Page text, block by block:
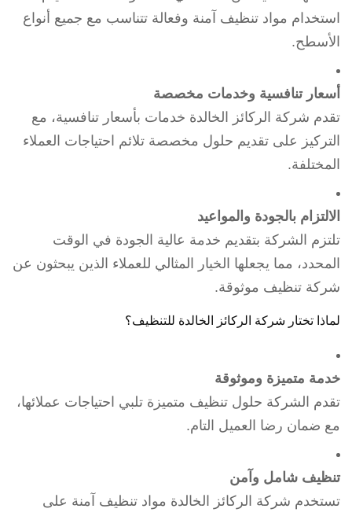
استخدام مواد تنظيف آمنة وفعالة تتناسب مع جميع أنواع
الأسطح.
أسعار تنافسية وخدمات مخصصة
تقدم شركة الركائز الخالدة خدمات بأسعار تنافسية، مع
التركيز على تقديم حلول مخصصة تلائم احتياجات العملاء
المختلفة.
الالتزام بالجودة والمواعيد
تلتزم الشركة بتقديم خدمة عالية الجودة في الوقت
المحدد، مما يجعلها الخيار المثالي للعملاء الذين يبحثون عن
شركة تنظيف موثوقة.
لماذا تختار شركة الركائز الخالدة للتنظيف؟
خدمة متميزة وموثوقة
تقدم الشركة حلول تنظيف متميزة تلبي احتياجات عملائها،
مع ضمان رضا العميل التام.
تنظيف شامل وآمن
تستخدم شركة الركائز الخالدة مواد تنظيف آمنة على